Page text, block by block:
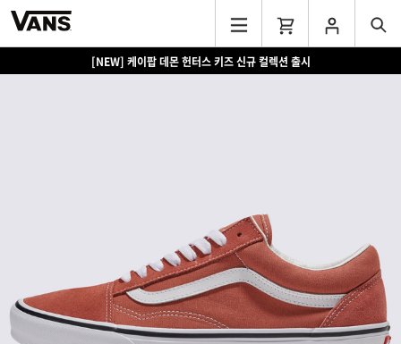
[NEW] 케이팝 데몬 헌터스 키즈 신규 컬렉션 출시